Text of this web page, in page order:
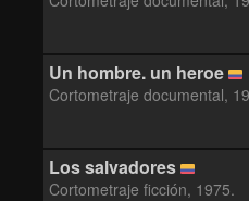
Un hombre. un heroe
Cortometraje documental,
Los salvadores
Cortometraje ficción, 1975.